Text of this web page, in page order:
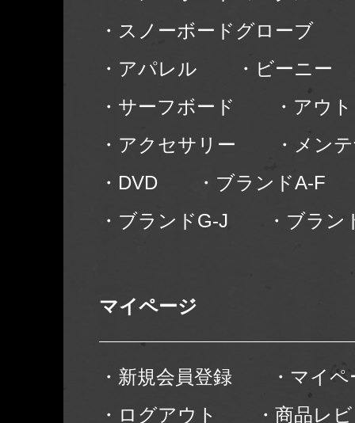
・スノーボードグローブ
・アパレル
・ビーニー
・サーフボード
・アウ
・アクセサリー
・メン
・DVD
・ブランドA-F
・ブランドG-J
・ブラン
マイページ
・新規会員登録
・マイ
・ログアウト
・商品レ